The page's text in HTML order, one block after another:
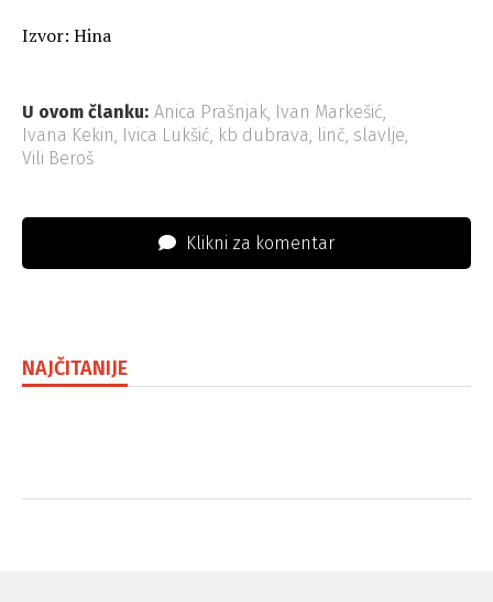
Izvor: Hina
U ovom članku: Anica Prašnjak Ivan Markešić
Ivana Kekin Ivica Lukšić kb dubrava linč slavlje
Vili Beroš
Klikni za komentar
NAJČITANIJE